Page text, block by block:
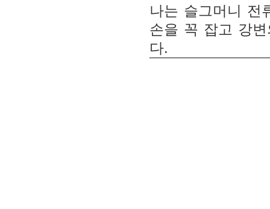
나는 슬그머니 전
손을 꼭 잡고 강
다.